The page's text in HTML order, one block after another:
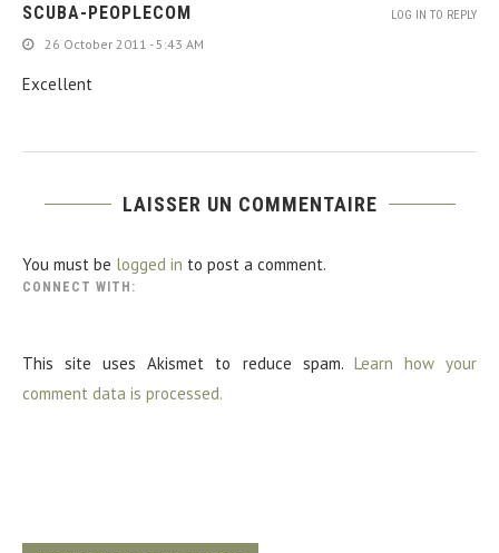
SCUBA-PEOPLECOM
26 October 2011 - 5:43 AM
Excellent
LOG IN TO REPLY
LAISSER UN COMMENTAIRE
You must be logged in to post a comment.
CONNECT WITH:
This site uses Akismet to reduce spam. Learn how your
comment data is processed.